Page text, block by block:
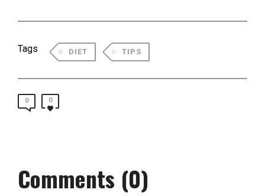
Tags DIET TIPS
0 0
Comments (0)